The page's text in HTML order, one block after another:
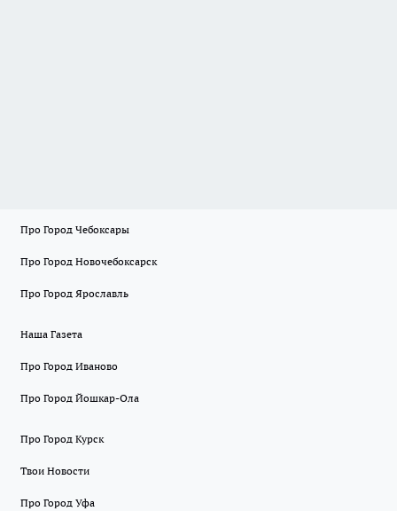
Про Город Чебоксары
Про Город Новочебоксарск
Про Город Ярославль
Наша Газета
Про Город Иваново
Про Город Йошкар-Ола
Про Город Курск
Твои Новости
Про Город Уфа